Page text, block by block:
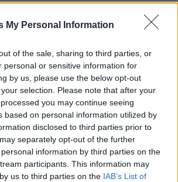
My Personal Information
of the sale, sharing to third parties, or
personal or sensitive information for
by us, please use the below opt-out
selection. Please note that after your
you may continue seeing
based on personal information utilized by
disclosed to third parties prior to
separately opt-out of the further
information by third parties on the
participants. This information may
us to third parties on the IAB’s List of
γ..." και μου λέει "θα
εσένα"»